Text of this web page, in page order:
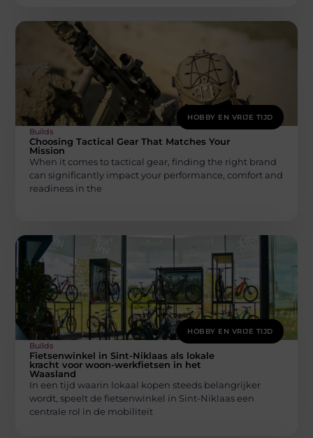
HOBBY EN VRIJE TIJD
Builds
Choosing Tactical Gear That Matches Your
Mission
When it comes to tactical gear, finding the right brand
can significantly impact your performance, comfort and
readiness in the
HOBBY EN VRIJE TIJD
Builds
Fietsenwinkel in Sint-Niklaas als lokale
kracht voor woon-werkfietsen in het
Waasland
In een tijd waarin lokaal kopen steeds belangrijker
wordt, speelt de fietsenwinkel in Sint-Niklaas een
centrale rol in de mobiliteit